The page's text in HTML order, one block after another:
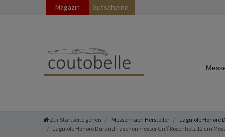
Gutscheine
Magazin
Zur Startseite gehen Messer nach Hersteller Laguiole Honoré
Laguiole Honoré Durand Taschenmesser Griff Rosenholz 12 cm